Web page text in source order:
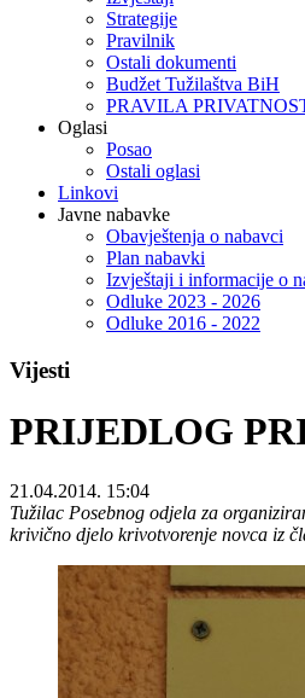
Strategije
Pravilnik
Ostali dokumenti
Budžet Tužilaštva BiH
PRAVILA
Oglasi
Posao
Ostali oglasi
Linkovi
Javne nabavke
Obavještenja o nabavci
Plan nabavki
Izvještaji i informacije o
Odluke 2023 - 2026
Odluke 2016 - 2022
Vijesti
PRIJEDLOG
21.04.2014. 15:04
Tužilac Posebnog odjela za
krivično djelo krivotvorenje novca iz